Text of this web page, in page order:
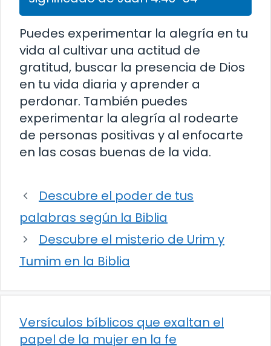
Puedes experimentar la alegría en tu
vida al cultivar una actitud de
gratitud, buscar la presencia de Dios
en tu vida diaria y aprender a
perdonar. También puedes
experimentar la alegría al rodearte
de personas positivas y al enfocarte
en las cosas buenas de la vida.
Descubre el poder de tus
palabras según la Biblia
Descubre el misterio de Urim y
Tumim en la Biblia
Versículos bíblicos que exaltan el
papel de la mujer en la fe